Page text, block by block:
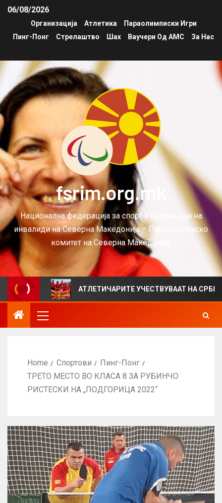
06/08/2026
Организација Атлетика
Параолимписки Игри
Пинг-Понг
Стрелаштво Шах Ваучери Од АМС За Нас
fsrim.org.mk
Национална федерација за спорт и рекреација на
инвалиди на Северна Македонија – Параолимписко
комитет на Северна Македонија
АТЛЕТИЧАРИТЕ УЧЕСТВУВААТ НА СРБИЈА ОПЕН
Home Спортови
Пинг-Понг
ТРЕТО МЕСТО ВО КЛАСА 8 ЗА РУБИНЧО
РИСТЕСКИ НА „ПОДГОРИЦА 2022“